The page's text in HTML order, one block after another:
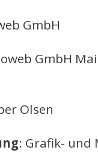
GmbH
GmbH
Olsen
: Grafik-